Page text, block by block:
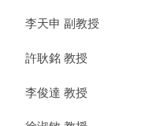
李天申 副教授
許耿銘 教授
李俊達 教授